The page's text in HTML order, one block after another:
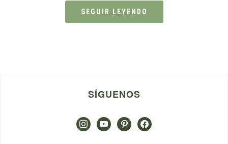
SEGUIR LEYENDO
SÍGUENOS
instagramyoutubepinterestfacebook